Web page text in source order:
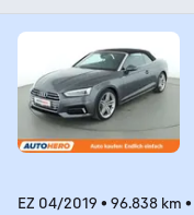
EZ 04/2019 • 96.838 km •